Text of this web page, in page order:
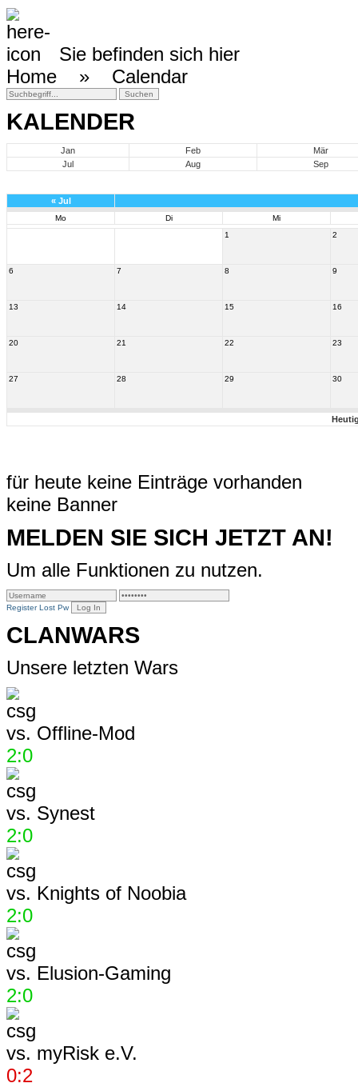
Sie befinden sich hier
Home » Calendar
KALENDER
Jan Feb
Mär
Jul
Aug Sep
« Jul
Mo Di
Mi
1
2
6 7 8 9
13 14 15 16
20 21 22 23
27 28 29 30
für heute keine Einträge vorhanden
keine Banner
MELDEN SIE SICH JETZT AN!
Um alle Funktionen zu nutzen.
Register Lost Pw
CLANWARS
Unsere letzten Wars
vs. Offline-Mod
2:0
vs. Synest
2:0
vs. Knights of Noobia
2:0
vs. Elusion-Gaming
2:0
vs. myRisk e.V.
0:2